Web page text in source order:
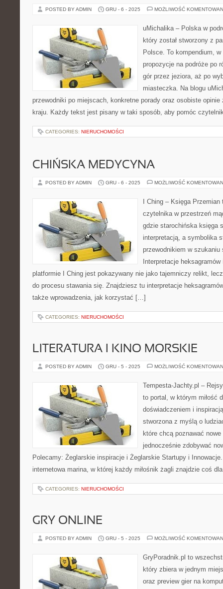
POSTED BY ADMIN GRU - 6 - 2025 MOŻLIWOŚĆ
uMichalika – Polska w
który został stworzony z
Polsce. To kompendium,
propozycje na podróże po
gór przez jeziora, aż po
miasteczka. Na blogu
przewodniki po miejscach, konkretne porady oraz osobiste
kraju. Każdy tekst jest pisany w taki sposób, aby pomóc
CATEGORIES: NIERUCHOMOŚCI
CHIŃSKA MEDYCYNA
POSTED BY ADMIN GRU - 6 - 2025 MOŻLIWOŚĆ
I Ching – Księga
czytelnika w przestrzeń
gdzie starochińska księga
interpretacją, a symbolika
przewodnikiem w szukaniu
Interpretacje
platformie I Ching jest pokazywany nie jako tajemniczy relikt,
do procesu stawania się. Znajdziesz tu interpretacje
także wprowadzenia, jak korzystać […]
CATEGORIES: NIERUCHOMOŚCI
LITERATURA I KINO MORSKIE
POSTED BY ADMIN GRU - 5 - 2025 MOŻLIWOŚĆ
Tempesta-Jachty.pl –
to portal, w którym miłość
doświadczeniem i
stworzona z myślą o
które chcą poznawać
jednocześnie zdobywać
Polecamy: Żeglarskie inspiracje i Żeglarskie Startupy i
internetowa marina, w której każdy miłośnik żagli znajdzie coś
CATEGORIES: NIERUCHOMOŚCI
GRY ONLINE
POSTED BY ADMIN GRU - 5 - 2025 MOŻLIWOŚĆ
GryPoradnik.pl to
który zbiera w jednym
oraz preview gier na